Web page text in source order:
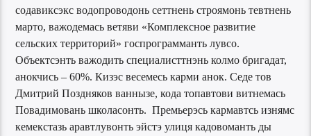
содавиксэкс водопроводонь сеттнень строямонь тевтнень
марто, важодемась ветяви «Комплексное развитие
сельских территорий» госпрограмманть лувсо.
Объектсэнть важодить специалисттнэнь колмо бригадат,
анокчись – 60%. Кизэс весемесь карми анок. Седе тов
Дмитрий Поздняков ваннызе, кода топавтови витнемась
Повадимовань школасонть. Премьерэсь кармавтсь изнямс
кемекстазь аравтлувонть эйстэ улиця кадовоманть ды